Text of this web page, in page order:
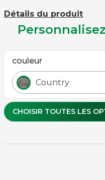
Détails du produit
couleur
Country
CHOISIR TOUTES LES
Couleur de tapis